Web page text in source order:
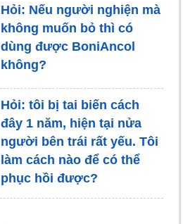
Hỏi: Nếu người nghiện mà
không muốn bỏ thì có
dùng được BoniAncol
không?
Hỏi: tôi bị tai biến cách
đây 1 năm, hiện tại nửa
người bên trái rất yếu. Tôi
làm cách nào để có thể
phục hồi được?